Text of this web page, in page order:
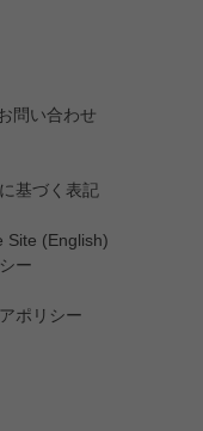
問い合わせ
基づく表記
Site (English)
ー
ポリシー